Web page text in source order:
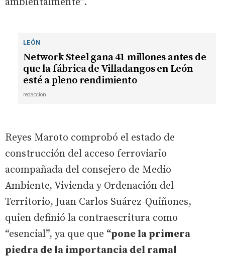
LEÓN
Network Steel gana 41 millones antes de
que la fábrica de Villadangos en León
esté a pleno rendimiento
redaccion
Reyes Maroto comprobó el estado de
construcción del acceso ferroviario
acompañada del consejero de Medio
Ambiente, Vivienda y Ordenación del
Territorio, Juan Carlos Suárez-Quiñones,
quien definió la contraescritura como
“esencial”, ya que que “pone la primera
piedra de la importancia del ramal